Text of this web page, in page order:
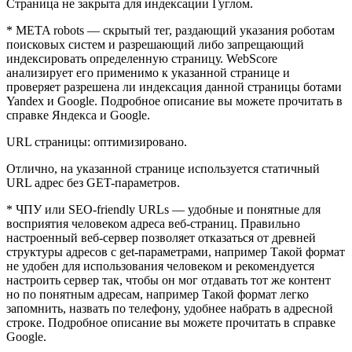
Страница не закрыта для индексации Гуглом.
* META robots — скрытый тег, раздающий указания роботам
поисковых систем и разрешающий либо запрещающий
индексировать определенную страницу. WebScore
анализирует его применимо к указанной странице и
проверяет разрешена ли индексация данной страницы ботами
Yandex и Google. Подробное описание вы можете прочитать в
справке Яндекса и Google.
URL страницы: оптимизировано.
Отлично, на указанной странице используется статичный
URL адрес без GET-параметров.
* ЧПУ или SEO-friendly URLs — удобные и понятные для
восприятия человеком адреса веб-страниц. Правильно
настроенный веб-сервер позволяет отказаться от древней
структуры адресов с get-параметрами, например Такой формат
не удобен для использования человеком и рекомендуется
настроить сервер так, чтобы он мог отдавать тот же контент
но по понятным адресам, например Такой формат легко
запомнить, назвать по телефону, удобнее набрать в адресной
строке. Подробное описание вы можете прочитать в справке
Google.